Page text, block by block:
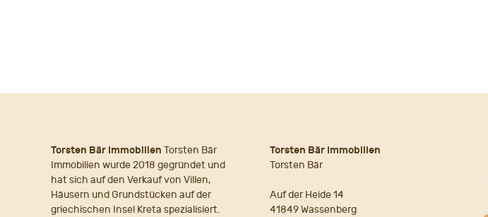
Torsten Bär Immobilien Torsten Bär
Immobilien wurde 2018 gegründet und
hat sich auf den Verkauf von Villen,
Häusern und Grundstücken auf der
griechischen Insel Kreta spezialisiert.
Torsten Bär Immobilien
Torsten Bär
Auf der Heide 14
41849 Wassenberg